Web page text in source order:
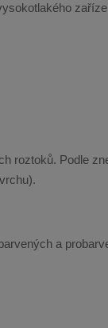
roztoků. Podle
a